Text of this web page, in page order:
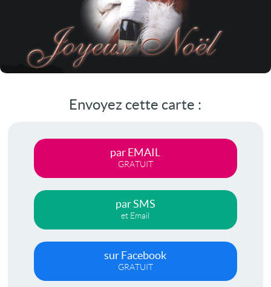
Envoyez cette carte :
par EMAIL
GRATUIT
par SMS
et Email
sur Facebook
GRATUIT